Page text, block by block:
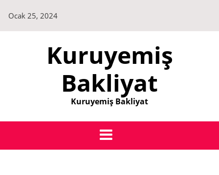
content
Ocak 25, 2024
Kuruyemiş
Bakliyat
Kuruyemiş Bakliyat